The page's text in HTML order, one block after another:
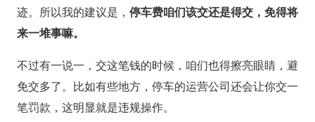
迹。所以我的建议是， 停车费咱们该交还是得交，免得将
来一堆事嘛。
不过有一说一，交这笔钱的时候，咱们也得擦亮眼睛，避
免交多了。比如有些地方，停车的运营公司还会让你交一
笔罚款，这明显就是违规操作。